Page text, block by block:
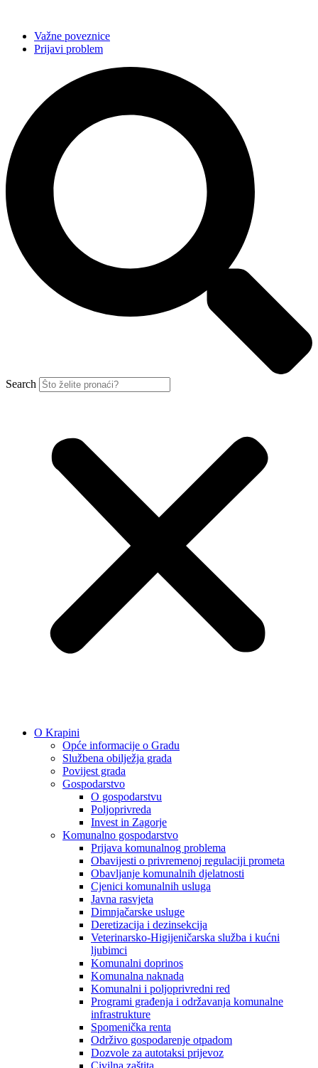
Važne poveznice
Prijavi problem
Search
O Krapini
Opće informacije o Gradu
Službena obilježja grada
Povijest grada
Gospodarstvo
O gospodarstvu
Poljoprivreda
Invest in Zagorje
Komunalno gospodarstvo
Prijava komunalnog problema
Obavijesti o privremenoj regulaciji prometa
Obavljanje komunalnih djelatnosti
Cjenici komunalnih usluga
Javna rasvjeta
Dimnjačarske usluge
Deretizacija i dezinsekcija
Veterinarsko-Higijeničarska služba i kućni
ljubimci
Komunalni doprinos
Komunalna naknada
Komunalni i poljoprivredni red
Programi građenja i održavanja komunalne
infrastrukture
Spomenička renta
Održivo gospodarenje otpadom
Dozvole za autotaksi prijevoz
Civilna zaštita